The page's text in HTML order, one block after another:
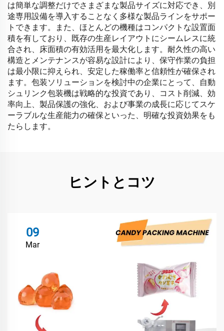
は簡単な調整だけでさまざまな製品サイズに対応でき、別
途専用設備を導入することなく多様な製品ラインをサポー
トできます。また、ほとんどの機種はコンパクトな設置面
積を有しており、既存の生産レイアウトにシームレスに統
合され、床面積の有効活用を最大化します。耐久性の高い
構造とメンテナンスが容易な設計により、保守作業の負担
は最小限に抑えられ、安定した稼働率と信頼性が確保され
ます。包装ソリューションを検討中の企業にとって、自動
シュリンク包装機は戦略的な投資であり、コスト削減、効
率向上、製品保護の強化、および事業の成長に応じてスケ
ーラブルな生産能力の確保といった、明確な投資効果をも
たらします。
ヒントとコツ
09
Mar